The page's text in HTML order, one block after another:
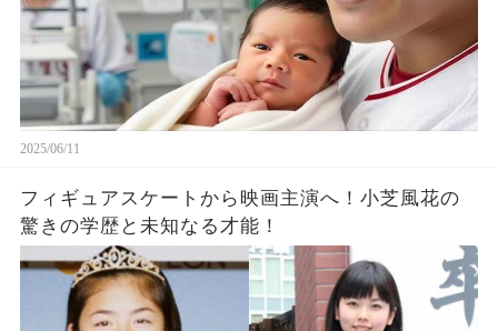
2025/06/11
フィギュアスケートから映画主演へ！小芝風花の
驚きの学歴と未知なる才能！